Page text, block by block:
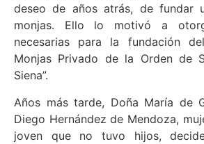
deseo de años atrás, de fundar
monjas. Ello lo motivó a
necesarias para la fundación
Monjas Privado de la Orden de
Siena”.
Años más tarde, Doña María de
Diego Hernández de Mendoza,
joven que no tuvo hijos,